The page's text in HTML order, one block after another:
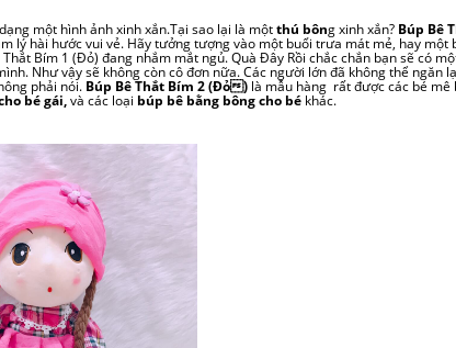
một hình ảnh xinh xắn.Tại sao lại là mộtthú bông xinh xắn? Búp Bê
lý hài hước vui vẻ. Hãy tưởng tượng vào một buổi trưa mát mẻ, hay một
Bím 1 (Đỏ) đang nhắm mắt ngủ. Quà Đây Rồi chắc chắn bạn sẽ có
Như vậy sẽ không còn cô đơn nữa. Các người lớn đã không thể ngăn
phải nói. Búp Bê Thắt Bím 2 (Đỏ) là mẫu hàng rất được các bé mê
bé gái,và các loại búp bê bằng bông cho bé khác.